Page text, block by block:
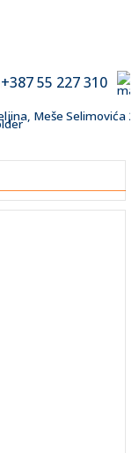
+387 55 227 310
Meše Selimovića